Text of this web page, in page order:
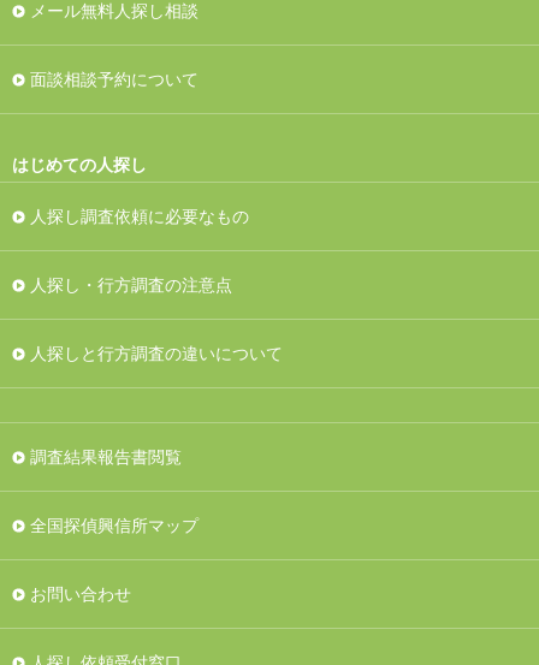
メール無料人探し相談
面談相談予約について
はじめての人探し
人探し調査依頼に必要なもの
人探し・行方調査の注意点
人探しと行方調査の違いについて
調査結果報告書閲覧
全国探偵興信所マップ
お問い合わせ